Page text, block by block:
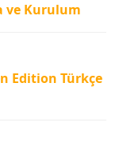
ve Kurulum
Edition Türkçe